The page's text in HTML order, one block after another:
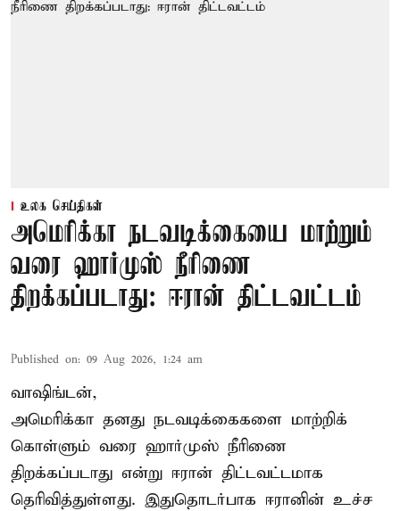
உலக செய்திகள்
அமெரிக்கா நடவடிக்கையை மாற்றும்
வரை ஹார்முஸ் நீரிணை
திறக்கப்படாது: ஈரான் திட்டவட்டம்
Published on: 09 Aug 2026, 1:24 am
வாஷிங்டன்,
அமெரிக்கா தனது நடவடிக்கைகளை மாற்றிக்
கொள்ளும் வரை ஹார்முஸ் நீரிணை
திறக்கப்படாது என்று ஈரான் திட்டவட்டமாக
தெரிவித்துள்ளது. இதுதொடர்பாக ஈரானின் உச்ச